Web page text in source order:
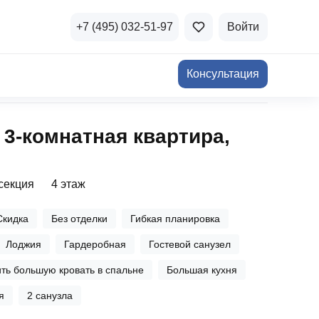
и продажа
для роста
и ответы
и скидки
+7 (495) 032-51-97 Войти
Консультация
квартира,
4 этаж
Без отделки Гибкая планировка
Лоджия Гардеробная Гостевой санузел
большую кровать в спальне Большая кухня
2 санузла